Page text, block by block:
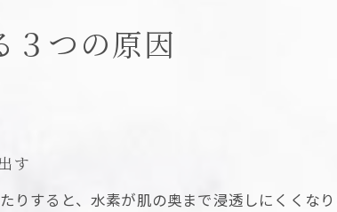
３つの原因
す
りすると、水素が肌の奥まで浸透しにくくな